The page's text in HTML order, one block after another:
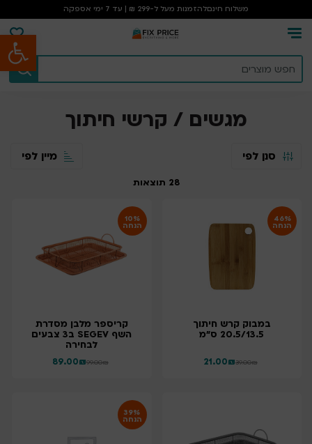
פתח סרגל נגישות
משלוח חינםלהזמנות מעל ל-299 ₪ | עד 7 ימי אספקה
מגשים / קרשי חיתוך
סנן לפי מיין לפי
28 תוצאות
46%
הנחה
במבוק קרש חיתוך
20.5/13.5 ס"מ
₪
21.00 ₪
39.00
10%
הנחה
קריספר מלבן מסדרת
השף SEGEV ב3 צבעים
לבחירה
₪
89.00 ₪
99.00
39%
הנחה